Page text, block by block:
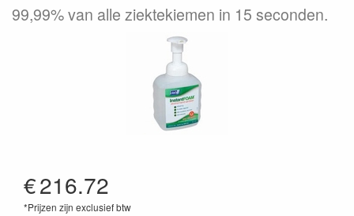
99,99% van alle ziektekiemen in 15 seconden.
€216.72
*Prijzen zijn exclusief btw